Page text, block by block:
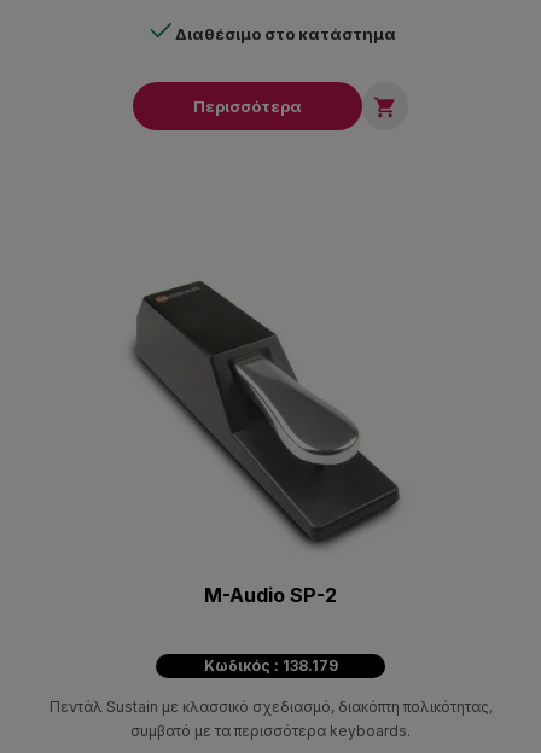
Διαθέσιμο στο κατάστημα
Περισσότερα 
M-Audio SP-2
Κωδικός : 138.179
Πεντάλ Sustain με κλασσικό σχεδιασμό, διακόπτη πολικότητας,
συμβατό με τα περισσότερα keyboards.